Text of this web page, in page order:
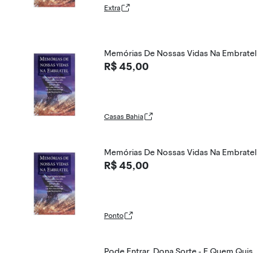
Extra
Memórias De Nossas Vidas Na Embratel
R$ 45,00
Casas Bahia
Memórias De Nossas Vidas Na Embratel
R$ 45,00
Ponto